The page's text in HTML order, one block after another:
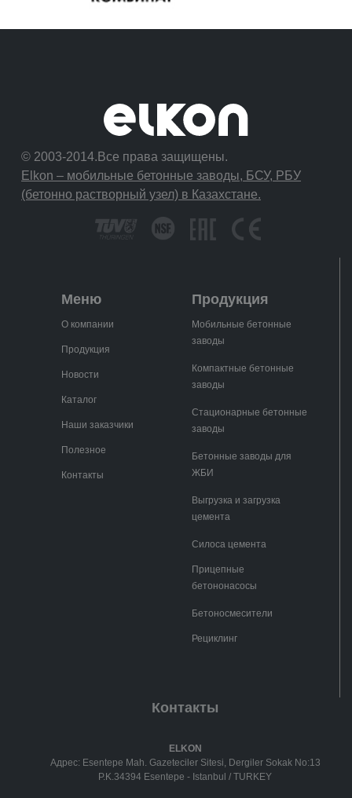
© 2003-2014.Все права защищены.
Elkon – мобильные бетонные заводы, БСУ, РБУ
(бетонно растворный узел) в Казахстане.
Меню
О компании
Продукция
Новости
Каталог
Наши заказчики
Полезное
Контакты
Продукция
Мобильные бетонные
заводы
Компактные бетонные
заводы
Стационарные бетонные
заводы
Бетонные заводы для
ЖБИ
Выгрузка и загрузка
цемента
Силоса цемента
Прицепные
бетононасосы
Бетоносмесители
Рециклинг
Контакты
ELKON
Адрес: Esentepe Mah. Gazeteciler Sitesi, Dergiler Sokak No:13
P.K.34394 Esentepe - Istanbul / TURKEY